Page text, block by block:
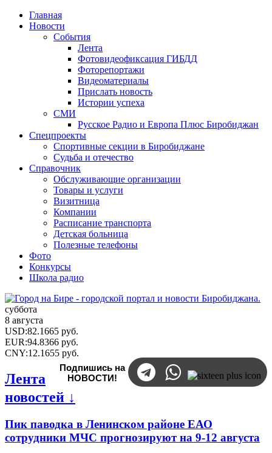
Главная
Новости
События
Лента
Фотовидеофиксация ГИБДД
Фоторепортажи
Видеоматериалы
Прислать новость
Истории успеха
СМИ
Русское Радио и Европа Плюс Биробиджан
Спецпроекты
Спортивные секции в Биробиджане
Судьба и отечество
Справочник
Обслуживающие организации
Товары и услуги
Визитница
Компании
Расписание транспорта
Детская больница
Полезные телефоны
Фото
Конкурсы
Школа радио
суббота
8 августа
USD:82.1665 руб.
EUR:94.8366 руб.
CNY:12.1655 руб.
Подпишись на
НОВОСТИ!
Лента
новостей ↓
Пик паводка в Ленинском районе ЕАО
сотрудники МЧС прогнозируют на 9-12 августа